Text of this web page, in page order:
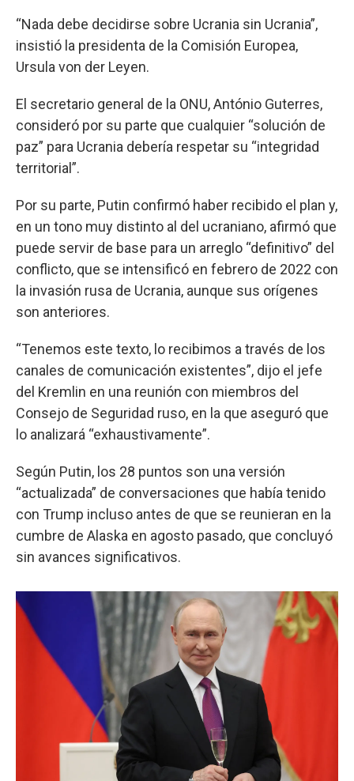
“Nada debe decidirse sobre Ucrania sin Ucrania”,
insistió la presidenta de la Comisión Europea,
Ursula von der Leyen.
El secretario general de la ONU, António Guterres,
consideró por su parte que cualquier “solución de
paz” para Ucrania debería respetar su “integridad
territorial”.
Por su parte, Putin confirmó haber recibido el plan y,
en un tono muy distinto al del ucraniano, afirmó que
puede servir de base para un arreglo “definitivo” del
conflicto, que se intensificó en febrero de 2022 con
la invasión rusa de Ucrania, aunque sus orígenes
son anteriores.
“Tenemos este texto, lo recibimos a través de los
canales de comunicación existentes”, dijo el jefe
del Kremlin en una reunión con miembros del
Consejo de Seguridad ruso, en la que aseguró que
lo analizará “exhaustivamente”.
Según Putin, los 28 puntos son una versión
“actualizada” de conversaciones que había tenido
con Trump incluso antes de que se reunieran en la
cumbre de Alaska en agosto pasado, que concluyó
sin avances significativos.